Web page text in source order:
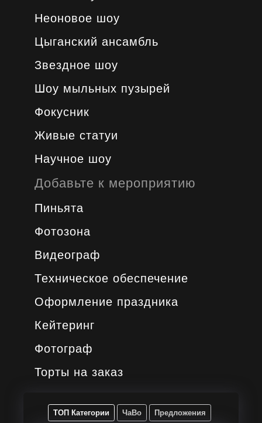
Неоновое шоу
Цыганский ансамбль
Звездное шоу
Шоу мыльных пузырей
Фокусник
Живые статуи
Научное шоу
Добавьте к мероприятию
Пиньята
Фотозона
Видеограф
Техническое обеспечение
Оформление праздника
Кейтеринг
Фотограф
Торты на заказ
ТОП Категории ЧаВо Предложения